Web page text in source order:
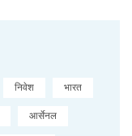
निवेश भारत
आर्सेनल